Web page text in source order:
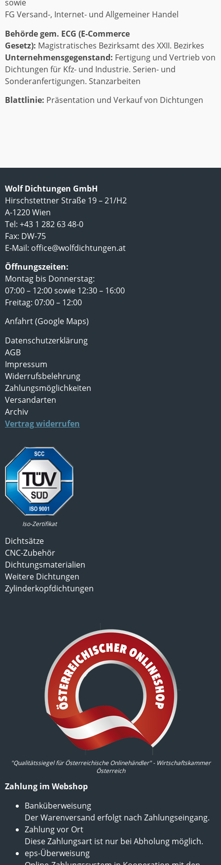
sowie
FG Versand-, Internet- und Allgemeiner Handel
Behörde gem. ECG (E-Commerce
Gesetz): Magistratisches Bezirksamt des XXII. Bezirkes
Unternehmensgegenstand: Fertigung und Vertrieb von
Dichtungen für Kfz- und Industrie. Serien- und
Sonderanfertigungen. Stanzarbeiten
Blattlinie: Präsentation und Verkauf von Dichtungen
Wolf Dichtungen GmbH
Hirschstettner Straße 19 – 21/H2
A-1220 Wien
Tel: +43 1 282 63 48-0
Fax: DW-75
E-Mail: office@wolfdichtungen.at
Öffnungszeiten:
Montag bis Donnerstag:
07:00 – 12:00 sowie 12:30 – 16:00
Freitag: 07:00 – 12:00
Anfahrt (Google Maps)
Datenschutzerklärung
AGB
Impressum
Widerrufsbelehrung
Zahlungsmöglichkeiten
Versandarten
Archiv
Vertrag widerrufen
Iso-Zertifikat
Dichtsätze
CNC-Zubehör
Dichtungsmaterialien
Weitere Dichtungen
Zylinderkopfdichtungen
"Qualitätssiegel für Österreichische Onlinehändler" - Wirtschaftskammer
Österreich
Zahlung im Webshop
Banküberweisung
Der Warenversand erfolgt nach Zahlungseingang.
Zahlung vor Ort
Diese Zahlungsart ist nur bei Abholung möglich.
eps-Überweisung